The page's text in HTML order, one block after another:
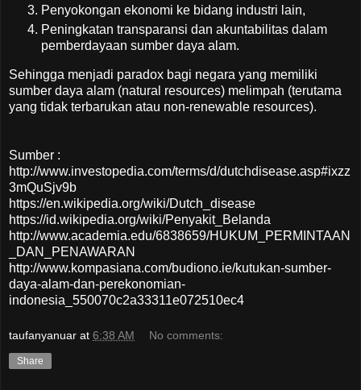
Penyokongan ekonomi ke bidang industri lain,
Peningkatan transparansi dan akuntabilitas dalam
pemberdayaan sumber daya alam.
Sehingga menjadi paradox bagi negara yang memiliki
sumber daya alam (natural resources) melimpah (terutama
yang tidak terbarukan atau non-renewable resources).
Sumber :
http://www.investopedia.com/terms/d/dutchdisease.asp#ixzz
3mQuSjv9b
https://en.wikipedia.org/wiki/Dutch_disease
https://id.wikipedia.org/wiki/Penyakit_Belanda
http://www.academia.edu/6838659/HUKUM_PERMINTAAN
_DAN_PENAWARAN
http://www.kompasiana.com/budiono.ie/kutukan-sumber-
daya-alam-dan-perekonomian-
indonesia_550070c2a33311e072510ec4
taufanyanuar at 6:38 AM No comments:
Share